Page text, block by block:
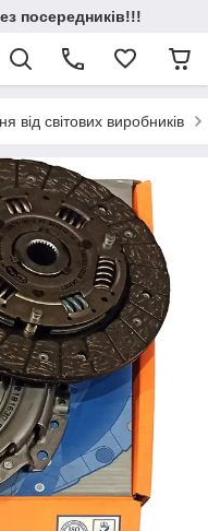
посередників!!!
від світових виробників